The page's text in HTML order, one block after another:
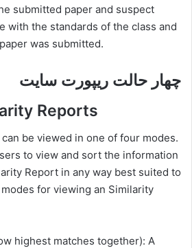
submitted paper and suspect
with the standards of the class and
was submitted.
چهار حالت ریپورت سایت
Reports
be viewed in one of four modes.
to view and sort the information
Report in any way best suited to
for viewing an Similarity
highest matches together): A